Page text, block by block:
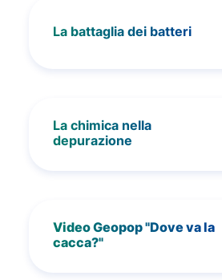
La battaglia dei batteri
La chimica nella
depurazione
Video Geopop "Dove va la
cacca?"